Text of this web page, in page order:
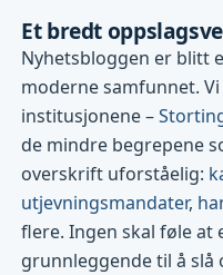
Et bredt
Nyhetsbloggen er blitt
moderne samfunnet.
institusjonene –
de mindre begrepene
overskrift uforståelig:
utjevningsmandater,
flere. Ingen skal føle at
grunnleggende til å slå